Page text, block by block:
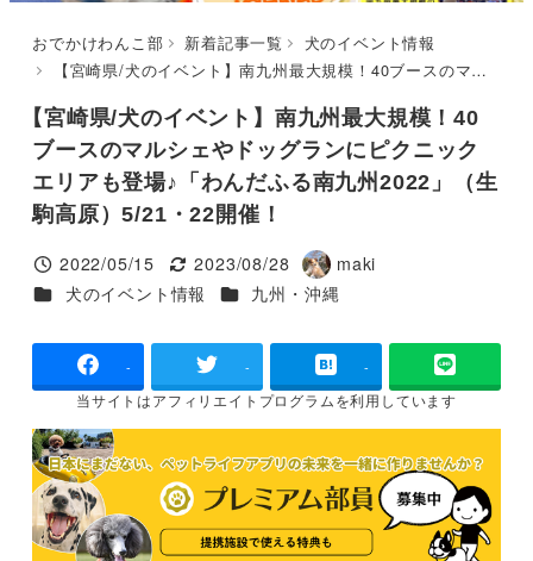
おでかけわんこ部 新着記事一覧
犬のイベント情報
【宮崎県/犬のイベント】南九州最大規模！40ブースのマルシェやドッグランにピクニックエリアも登場♪「わんだふる南九州2022」（生駒高原）5/21・22開催！
【宮崎県/犬のイベント】南九州最大規模！40
ブースのマルシェやドッグランにピクニック
エリアも登場♪「わんだふる南九州2022」（生
駒高原）5/21・22開催！
投稿日
2022/05/15
更新日
2023/08/28
著
者
maki
カテゴリー
犬のイベント情報 カテゴリー
九州・沖縄
- - -
当サイトはアフィリエイトプログラムを利用しています